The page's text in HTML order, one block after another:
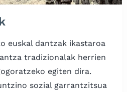
euskal dantzak ikastaroa
tradizionalak herrien
egiten dira.
sozial garrantzitsua